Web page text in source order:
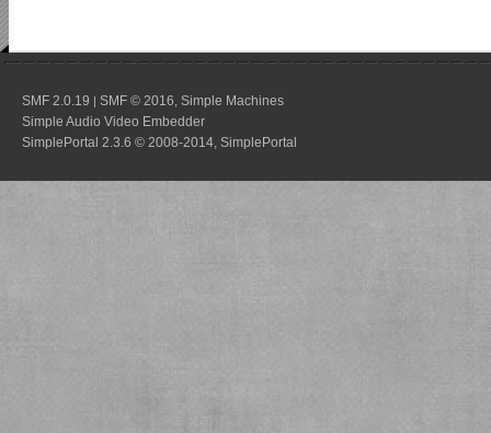
SMF 2.0.19 | SMF © 2016 Simple Machines
Simple Audio Video Embedder
SimplePortal 2.3.6 © 2008-2014, SimplePortal